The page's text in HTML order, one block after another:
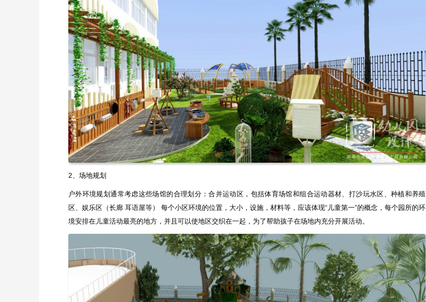
2、场地规划
户外环境规划通常考虑这些场馆的合理划分：合并运动区，包括体育场馆和组合运动器材、打沙玩水区、种植和养殖
区、娱乐区（长廊 耳语屋等） 每个小区环境的位置，大小，设施，材料等，应该体现“儿童第一”的概念，每个园所的环
境安排在儿童活动最亮的地方，并且可以使地区交织在一起，为了帮助孩子在场地内充分开展活动。